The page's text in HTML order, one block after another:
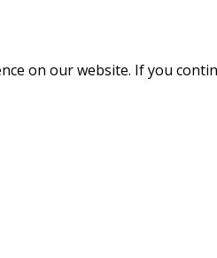
on our website. If you